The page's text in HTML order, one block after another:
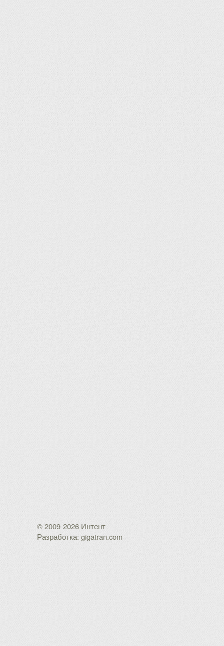
© 2009-2026 Интент
Разработка: gigatran.com